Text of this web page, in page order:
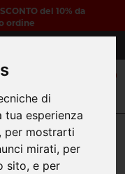
di
esperienza
per mostrarti
mirati, per
sito, e per
del 10% da
ordine